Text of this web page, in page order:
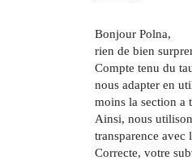
Bonjour Polna,
rien de bien
Compte tenu du
nous adapter en
moins la section a
Ainsi, nous
transparence avec
Correcte, votre